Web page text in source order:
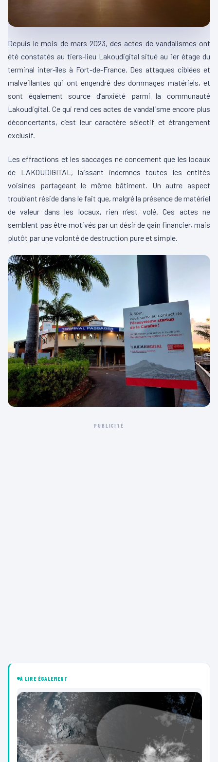
Depuis le mois de mars 2023, des actes de vandalismes ont
été constatés au tiers-lieu Lakoudigital situé au 1er étage du
terminal inter-îles à Fort-de-France. Des attaques ciblées et
malveillantes qui ont engendré des dommages matériels, et
sont également source d’anxiété parmi la communauté
Lakoudigital. Ce qui rend ces actes de vandalisme encore plus
déconcertants, c’est leur caractère sélectif et étrangement
exclusif.
Les effractions et les saccages ne concernent que les locaux
de LAKOUDIGITAL, laissant indemnes toutes les entités
voisines partageant le même bâtiment. Un autre aspect
troublant réside dans le fait que, malgré la présence de matériel
de valeur dans les locaux, rien n’est volé. Ces actes ne
semblent pas être motivés par un désir de gain financier, mais
plutôt par une volonté de destruction pure et simple.
PUBLICITÉ
À LIRE ÉGALEMENT